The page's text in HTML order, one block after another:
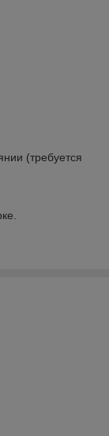
(требуется